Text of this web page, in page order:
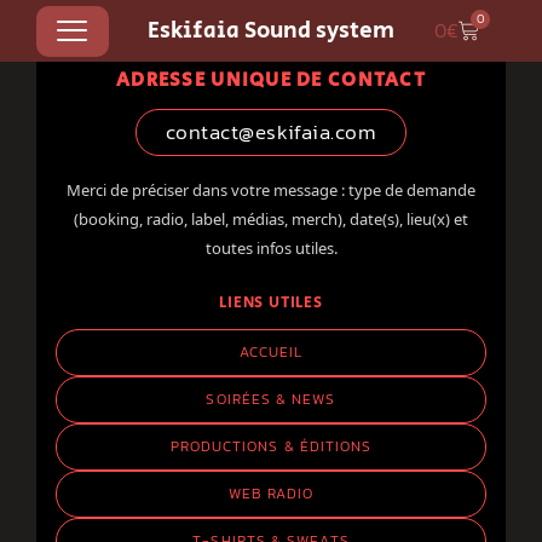
Eskifaia Sound system 0€ 0
nous directement.
ADRESSE UNIQUE DE CONTACT
contact@eskifaia.com
Merci de préciser dans votre message : type de demande
(booking, radio, label, médias, merch), date(s), lieu(x) et
toutes infos utiles.
LIENS UTILES
ACCUEIL
SOIRÉES & NEWS
PRODUCTIONS & ÉDITIONS
WEB RADIO